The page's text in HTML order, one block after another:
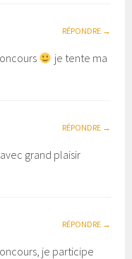
RÉPONDRE
je tente ma
RÉPONDRE
grand plaisir
RÉPONDRE
je participe